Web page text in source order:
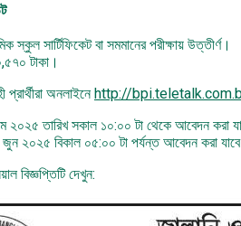
স্কুল সার্টিফিকেট বা সমমানের পরীক্ষায় উত্তীর্ণ।
টাকা।
অনলাইনে http://
২০২৫ তারিখ সকাল ১০:০০ টা থেকে আবেদন করা
২০২৫ বিকাল ০৫:০০ টা পর্যন্ত আবেদন করা
বিজ্ঞপ্তিটি দেখুন: